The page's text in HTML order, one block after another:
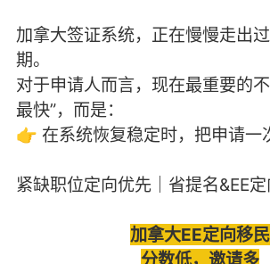
加拿大签证系统，正在慢慢走出
期。
对于申请人而言，现在最重要的
最快”，而是：
👉 在系统恢复稳定时，把申请一
紧缺职位定向优先｜省提名&EE
加拿大EE定向移民